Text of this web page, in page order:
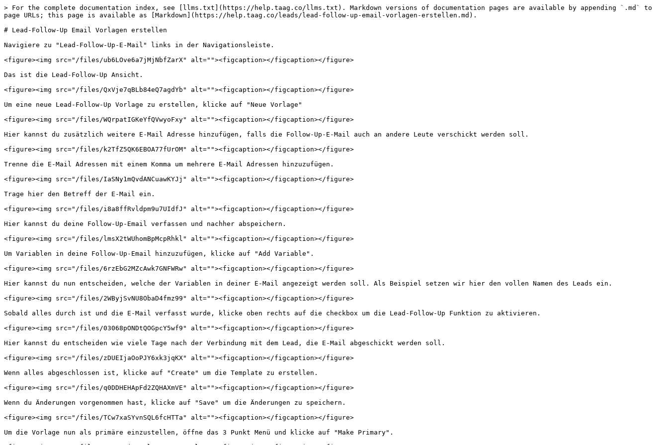
> For the complete documentation index, see [llms.txt](https://help.taag.co/llms.txt). Markdown versions of documentation pages are available by appending `.md` to
page URLs; this page is available as [Markdown](https://help.taag.co/leads/lead-follow-up-email-vorlagen-erstellen.md).
# Lead-Follow-Up Email Vorlagen erstellen
Navigiere zu "Lead-Follow-Up-E-Mail" links in der Navigationsleiste.
<figure><img src="/files/ub6LOve6a7jMjNbfZarX" alt=""><figcaption></figcaption></figure>
Das ist die Lead-Follow-Up Ansicht.
<figure><img src="/files/QxVje7qBLb84eQ7agdYb" alt=""><figcaption></figcaption></figure>
Um eine neue Lead-Follow-Up Vorlage zu erstellen, klicke auf "Neue Vorlage"
<figure><img src="/files/WQrpatIGKeYfQVwyoFxy" alt=""><figcaption></figcaption></figure>
Hier kannst du zusätzlich weitere E-Mail Adresse hinzufügen, falls die Follow-Up-E-Mail auch an andere Leute verschickt werden soll.
<figure><img src="/files/k2TfZ5QK6EBOA77fUrOM" alt=""><figcaption></figcaption></figure>
Trenne die E-Mail Adressen mit einem Komma um mehrere E-Mail Adressen hinzuzufügen.
<figure><img src="/files/IaSNy1mQvdANCuawKYJj" alt=""><figcaption></figcaption></figure>
Trage hier den Betreff der E-Mail ein.
<figure><img src="/files/i8a8ffRvldpm9u7UIdfJ" alt=""><figcaption></figcaption></figure>
Hier kannst du deine Follow-Up-Email verfassen und nachher abspeichern.
<figure><img src="/files/lmsX2tWUhomBpMcpRhkl" alt=""><figcaption></figcaption></figure>
Um Variablen in deine Follow-Up-Email hinzuzufügen, klicke auf "Add Variable".
<figure><img src="/files/6rzEbG2MZcAwk7GNFWRw" alt=""><figcaption></figcaption></figure>
Hier kannst du nun entscheiden, welche der Variablen in deiner E-Mail angezeigt werden soll. Als Beispiel setzen wir hier den vollen Namen des Leads ein.
<figure><img src="/files/2WByjSvNU8ObaD4fmz99" alt=""><figcaption></figcaption></figure>
Sobald alles durch ist und die E-Mail verfasst wurde, klicke oben rechts auf die checkbox um die Lead-Follow-Up Funktion zu aktivieren.
<figure><img src="/files/03068pONDtQOGpcY5wf9" alt=""><figcaption></figcaption></figure>
Hier kannst du entscheiden wie viele Tage nach der Verbindung mit dem Lead, die E-Mail abgeschickt werden soll.
<figure><img src="/files/zDUEIjaOoPJY6xk3jqKX" alt=""><figcaption></figcaption></figure>
Wenn alles abgeschlossen ist, klicke auf "Create" um die Template zu erstellen.
<figure><img src="/files/q0DDHEHApFd2ZQHAXmVE" alt=""><figcaption></figcaption></figure>
Wenn du Änderungen vorgenommen hast, klicke auf "Save" um die Änderungen zu speichern.
<figure><img src="/files/TCw7xaSYvnSQL6fcHTTa" alt=""><figcaption></figcaption></figure>
Um die Vorlage nun als primäre einzustellen, öffne das 3 Punkt Menü und klicke auf "Make Primary".